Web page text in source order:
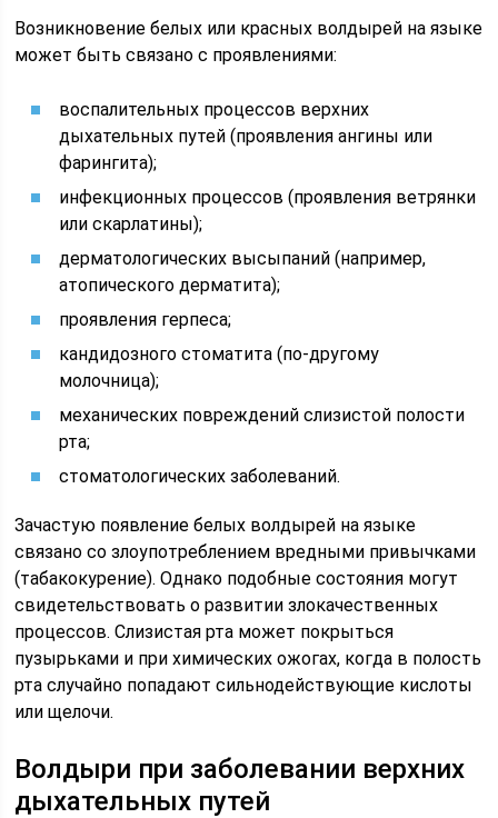
Возникновение белых или красных волдырей на языке
может быть связано с проявлениями:
воспалительных процессов верхних
дыхательных путей (проявления ангины или
фарингита);
инфекционных процессов (проявления ветрянки
или скарлатины);
дерматологических высыпаний (например,
атопического дерматита);
проявления герпеса;
кандидозного стоматита (по-другому
молочница);
механических повреждений слизистой полости
рта;
стоматологических заболеваний.
Зачастую появление белых волдырей на языке
связано со злоупотреблением вредными привычками
(табакокурение). Однако подобные состояния могут
свидетельствовать о развитии злокачественных
процессов. Слизистая рта может покрыться
пузырьками и при химических ожогах, когда в полость
рта случайно попадают сильнодействующие кислоты
или щелочи.
Волдыри при заболевании верхних
дыхательных путей